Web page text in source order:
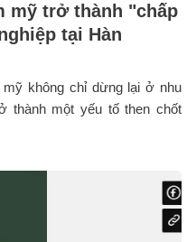
mỹ trở thành "chấp
tại Hàn
không chỉ dừng lại ở nhu
thành một yếu tố then chốt